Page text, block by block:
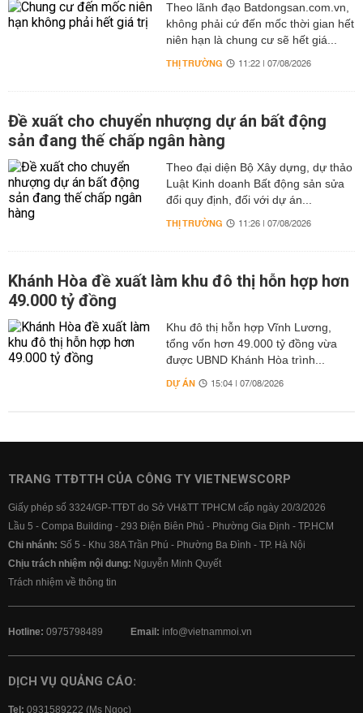
Theo lãnh đạo Batdongsan.com.vn,
không phải cứ đến mốc thời gian hết
niên hạn là chung cư sẽ hết giá...
THỊ TRƯỜNG 11:22 | 07/08/2026
Đề xuất cho chuyển nhượng dự án bất động
sản đang thế chấp ngân hàng
Theo đại diện Bộ Xây dựng, dự thảo
Luật Kinh doanh Bất động sản sửa
đổi quy định, đối với dự án...
THỊ TRƯỜNG 11:26 | 07/08/2026
Khánh Hòa đề xuất làm khu đô thị hỗn hợp hơn
49.000 tỷ đồng
Khu đô thị hỗn hợp Vĩnh Lương,
tổng vốn hơn 49.000 tỷ đồng vừa
được UBND Khánh Hòa trình...
DỰ ÁN 15:04 | 07/08/2026
TRANG TTĐTTH CỦA CÔNG TY VIETNEWSCORP
Giấy phép số 3324/GP-TTĐT do Sở VH&TT TPHCM cấp ngày 20/3/2026
Lầu 5 - Compa Building - 293 Điện Biên Phủ - Phường Gia Định - TP.HCM
Chi nhánh: Số 5 - Khu 38A Trần Phú - Phường Ba Đình - TP. Hà Nội
Chịu trách nhiệm nội dung: Nguyễn Minh Quyết
Trách nhiệm về thông tin
Hotline: 0975798489 Email: info@vietnammoi.vn
DỊCH VỤ QUẢNG CÁO:
Tel: 0931589222 (Ms Ngọc)